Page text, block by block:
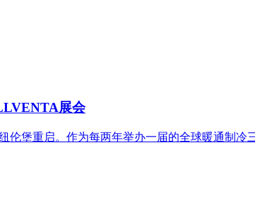
展会
伦堡重启。作为每两年举办一届的全球暖通制冷